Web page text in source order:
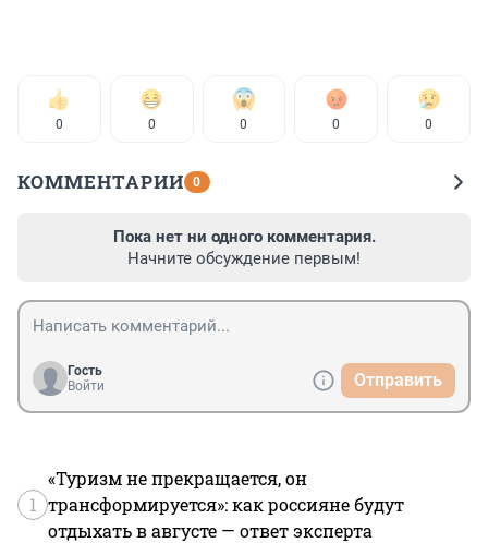
0 0 0 0 0
КОММЕНТАРИИ 0
Пока нет ни одного комментария.
Начните обсуждение первым!
Гость
Войти
Отправить
1
«Туризм не прекращается, он
трансформируется»: как россияне будут
отдыхать в августе — ответ эксперта